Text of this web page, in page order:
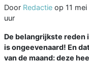
Door Redactie op 11
uur
De belangrijkste
is ongeevenaard! En
van de maand: deze